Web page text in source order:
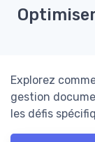
Explorez
gestion
les défis